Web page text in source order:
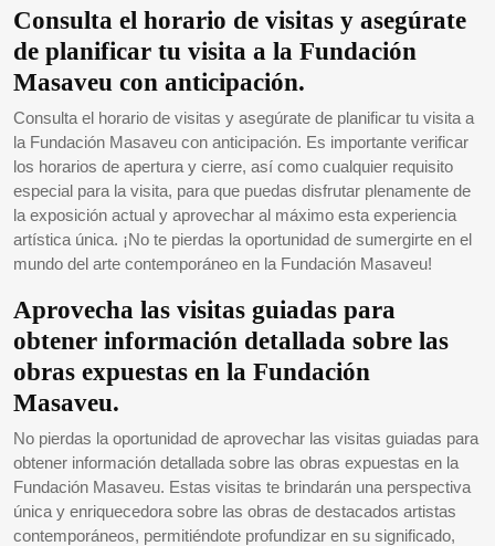
Consulta el horario de visitas y asegúrate
de planificar tu visita a la Fundación
Masaveu con anticipación.
Consulta el horario de visitas y asegúrate de planificar tu visita a
la Fundación Masaveu con anticipación. Es importante verificar
los horarios de apertura y cierre, así como cualquier requisito
especial para la visita, para que puedas disfrutar plenamente de
la exposición actual y aprovechar al máximo esta experiencia
artística única. ¡No te pierdas la oportunidad de sumergirte en el
mundo del arte contemporáneo en la Fundación Masaveu!
Aprovecha las visitas guiadas para
obtener información detallada sobre las
obras expuestas en la Fundación
Masaveu.
No pierdas la oportunidad de aprovechar las visitas guiadas para
obtener información detallada sobre las obras expuestas en la
Fundación Masaveu. Estas visitas te brindarán una perspectiva
única y enriquecedora sobre las obras de destacados artistas
contemporáneos, permitiéndote profundizar en su significado,